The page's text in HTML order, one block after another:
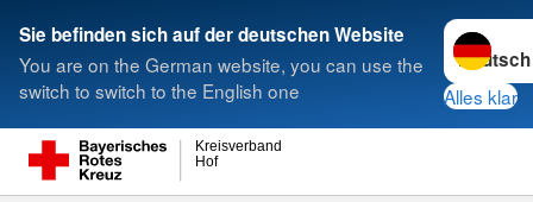
Sie befinden sich auf der deutschen Website
You are on the German website, you can use the
switch to switch to the English one
Sprache
Alles klar
Hof
Kreisverband
Suche